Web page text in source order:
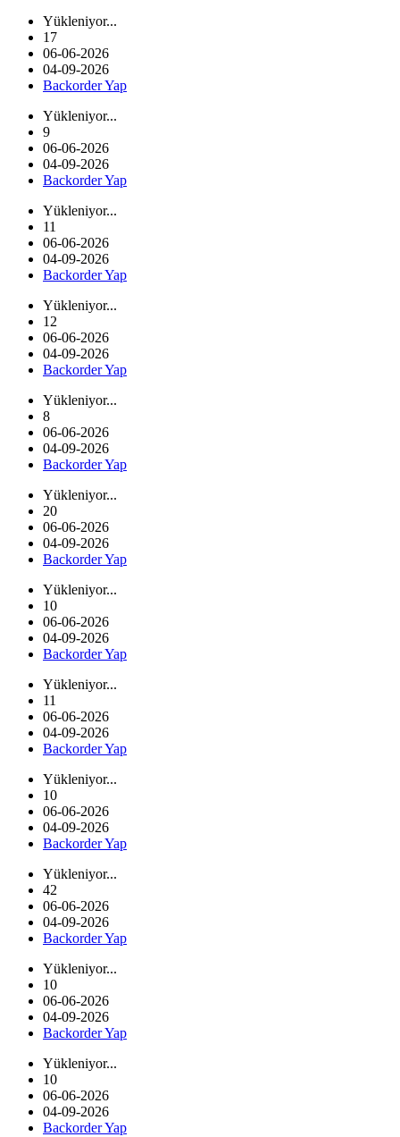
Yükleniyor...
17
06-06-2026
04-09-2026
Backorder Yap
Yükleniyor...
9
06-06-2026
04-09-2026
Backorder Yap
Yükleniyor...
11
06-06-2026
04-09-2026
Backorder Yap
Yükleniyor...
12
06-06-2026
04-09-2026
Backorder Yap
Yükleniyor...
8
06-06-2026
04-09-2026
Backorder Yap
Yükleniyor...
20
06-06-2026
04-09-2026
Backorder Yap
Yükleniyor...
10
06-06-2026
04-09-2026
Backorder Yap
Yükleniyor...
11
06-06-2026
04-09-2026
Backorder Yap
Yükleniyor...
10
06-06-2026
04-09-2026
Backorder Yap
Yükleniyor...
42
06-06-2026
04-09-2026
Backorder Yap
Yükleniyor...
10
06-06-2026
04-09-2026
Backorder Yap
Yükleniyor...
10
06-06-2026
04-09-2026
Backorder Yap